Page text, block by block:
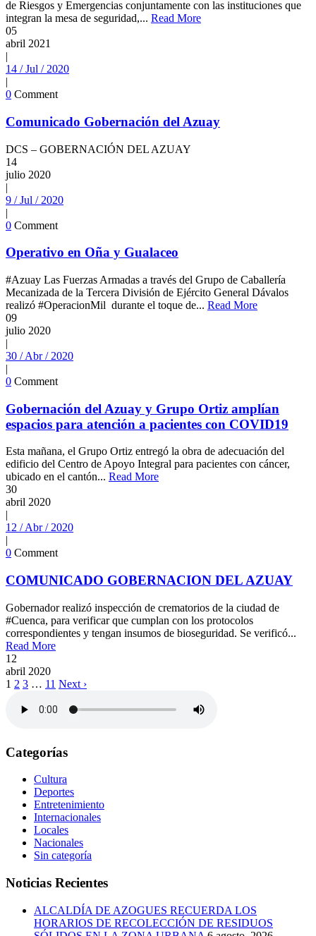
de Riesgos y Emergencias conjuntamente con las instituciones que
integran la mesa de seguridad,... Read More
05
abril 2021
|
14 / Jul / 2020
|
0 Comment
Comunicado Gobernación del Azuay
DCS – GOBERNACIÓN DEL AZUAY
14
julio 2020
|
9 / Jul / 2020
|
0 Comment
Operativo en Oña y Gualaceo
#Azuay Las Fuerzas Armadas a través del Grupo de Caballería
Mecanizada de la Tercera División de Ejército General Dávalos
realizó #OperacionMil durante el toque de... Read More
09
julio 2020
|
30 / Abr / 2020
|
0 Comment
Gobernación del Azuay y Grupo Ortiz amplían
espacios para atención a pacientes con COVID19
Esta mañana, el Grupo Ortiz entregó la obra de adecuación del
edificio del Centro de Apoyo Integral para pacientes con cáncer,
ubicado en el cantón... Read More
30
abril 2020
|
12 / Abr / 2020
|
0 Comment
COMUNICADO GOBERNACION DEL AZUAY
Gobernador realizó inspección de crematorios de la ciudad de
#Cuenca, para verificar que cumplan con los protocolos
correspondientes y tengan insumos de bioseguridad. Se verificó...
Read More
12
abril 2020
1 2 3 … 11 Next ›
Categorías
Cultura
Deportes
Entretenimiento
Internacionales
Locales
Nacionales
Sin categoría
Noticias Recientes
ALCALDÍA DE AZOGUES RECUERDA LOS
HORARIOS DE RECOLECCIÓN DE RESIDUOS